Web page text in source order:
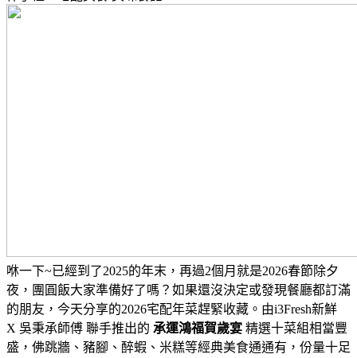
咻一下~已經到了2025的年末，再過2個月就是2026春節除夕
夜，團圓飯大家準備好了嗎？如果還沒決定或發現餐廳都訂滿
的朋友，今天分享的2026宅配年菜趕緊收藏。由i3Fresh新鮮
X 吳秉承師傅 聯手推出的 承運鴻福賀歲宴 精選十菜組相當豐
盛，佛跳牆、豬腳、醉蝦、米糕等經典美食通通有，份量十足